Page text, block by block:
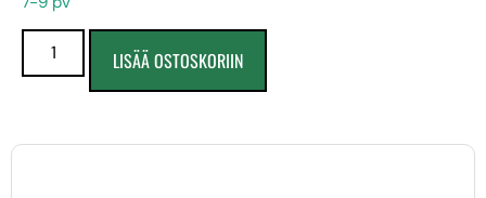
LISÄÄ OSTOSKORIIN